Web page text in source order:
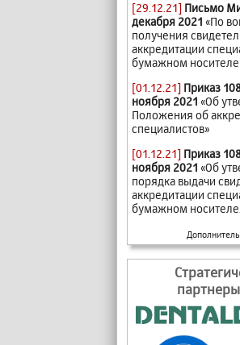
[29.12.21] Письмо
декабря 2021 «По
получения
аккредитации
бумажном
[01.12.21] Приказ
ноября 2021 «Об
Положения об
специалистов»
[01.12.21] Приказ
ноября 2021 «Об
порядка выдачи
аккредитации
бумажном